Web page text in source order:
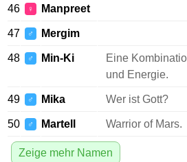
46 ♀ Manpreet
47 ♂ Mergim
48 ♂ Min-Ki
Eine
und Energie.
49 ♂ Mika Wer ist Gott?
50 ♂ Martell Warrior of Mars.
Zeige mehr Namen